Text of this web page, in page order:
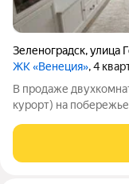
Зеленоградск,улица
ЖК «Венеция», 4
В продаже
курорт) на
Кухня 9,7 м: мебель и
Совмещённый